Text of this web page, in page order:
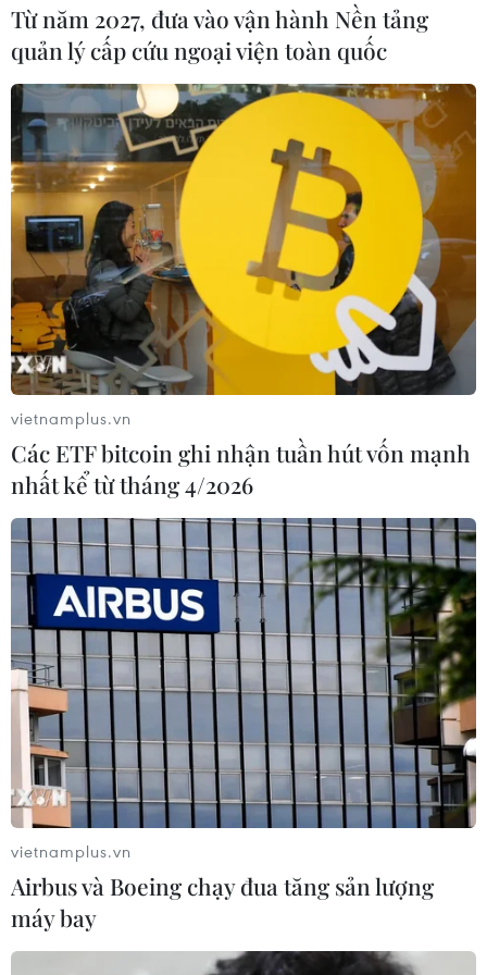
Từ năm 2027, đưa vào vận hành Nền tảng
quản lý cấp cứu ngoại viện toàn quốc
vietnamplus.vn
Các ETF bitcoin ghi nhận tuần hút vốn mạnh
nhất kể từ tháng 4/2026
vietnamplus.vn
Airbus và Boeing chạy đua tăng sản lượng
máy bay